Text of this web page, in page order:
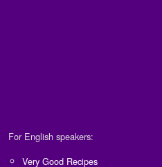
For English speakers:
Very Good Recipes